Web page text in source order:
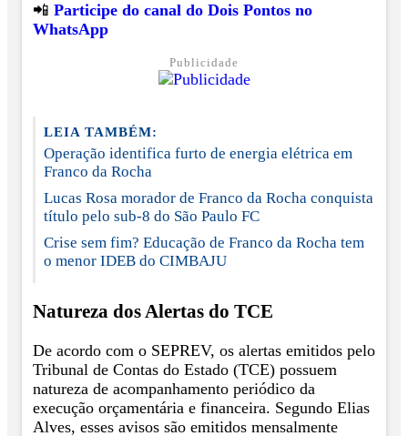
📲 Participe do canal do Dois Pontos no
WhatsApp
Publicidade
LEIA TAMBÉM:
Operação identifica furto de energia elétrica em
Franco da Rocha
Lucas Rosa morador de Franco da Rocha conquista
título pelo sub-8 do São Paulo FC
Crise sem fim? Educação de Franco da Rocha tem
o menor IDEB do CIMBAJU
Natureza dos Alertas do TCE
De acordo com o SEPREV, os alertas emitidos pelo
Tribunal de Contas do Estado (TCE) possuem
natureza de acompanhamento periódico da
execução orçamentária e financeira. Segundo Elias
Alves, esses avisos são emitidos mensalmente